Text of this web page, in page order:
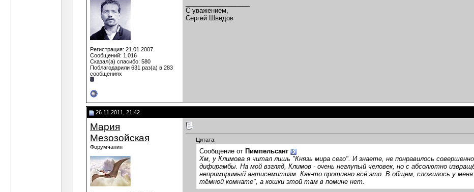
Регистрация: 21.01.2007
Сообщений: 1,016
Сказал(а) спасибо: 580
Поблагодарили 631 раз(а) в 283
сообщениях
C уважением,
Сергей Шведов
26.11.2011, 21:42
Мария
Мезозойская
Форумчанин
Цитата:
Сообщение от Пимпельсанг
Хм, у Климова я читал лишь "Князь мира сего". И знаете, не понравилось
дифирамбы. На мой взгляд, Климов - очень неглупый человек, но с абсолютно
непримиримый антисемитизм. Как-то противно всё это. В общем, сложилось у
тёмной комнате", а кошки этой там в помине нет.